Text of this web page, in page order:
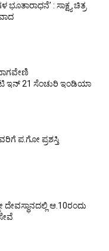
: ಸಾಕ್ಷ್ಯ ಚಿತ್ರ
21 ಸೆಂಚುರಿ ಇಂಡಿಯಾ
ಪ.ಗೋ ಪ್ರಶಸ್ತಿ
ದೇವಸ್ಥಾನದಲ್ಲಿ ಆ.10ರಂದು